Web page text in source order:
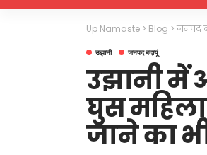
Up Namaste > Blog > जनपद
उझानी जनपद बदायूं
उझानी में
घुस
जाने का